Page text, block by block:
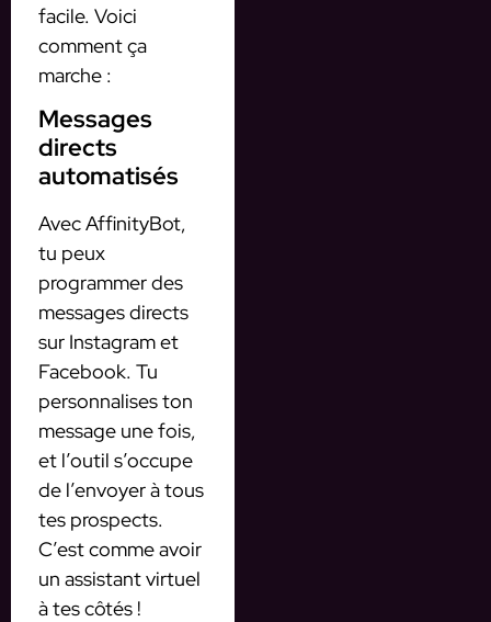
facile. Voici
comment ça
marche :
Messages
directs
automatisés
Avec AffinityBot,
tu peux
programmer des
messages directs
sur Instagram et
Facebook. Tu
personnalises ton
message une fois,
et l’outil s’occupe
de l’envoyer à tous
tes prospects.
C’est comme avoir
un assistant virtuel
à tes côtés !